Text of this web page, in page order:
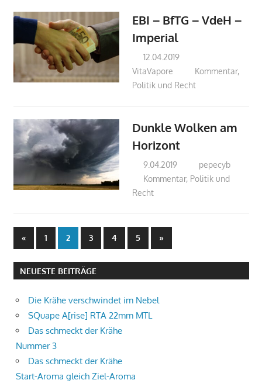
EBI – BfTG – VdeH –
Imperial
12.04.2019
VitaVapore
Kommentar,
Politik und Recht
Dunkle Wolken am
Horizont
9.04.2019
pepecyb
Kommentar, Politik und
Recht
Beitragsnavigation
«Vorherige
Beiträge
1 2 3 4 5
Nächste
Beiträge
»
NEUESTE BEITRÄGE
Die Krähe verschwindet im Nebel
SQuape A[rise] RTA 22mm MTL
Das schmeckt der Krähe
Nummer 3
Das schmeckt der Krähe
Start-Aroma gleich Ziel-Aroma